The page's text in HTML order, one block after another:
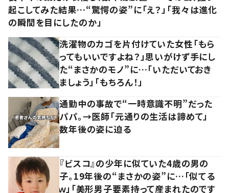
起こしてみた結果…“驚愕の姿”に「え？」「我々は進化
の瞬間を目にしたのか」
洗濯物のカゴを片付けていた女性「もら
ってもいいですよね？」思いがけず手にし
た“まさかのモノ”に…「いただいておき
ましょう」「もちろん！」
通勤中の事故で“一時意識不明”だった
パパ。→医師「元通りの生活は諦めて」
数年後の姿に迫る
『ビスコ』の少年に似ていた4歳の男の
子。19年後の“まさかの姿”に…「似てる
ｗ」「美形男子要素持って産まれたのです